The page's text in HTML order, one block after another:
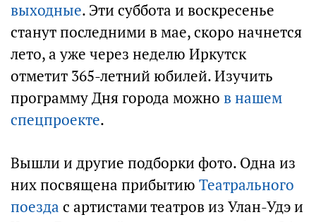
выходные. Эти суббота и воскресенье
станут последними в мае, скоро начнется
лето, а уже через неделю Иркутск
отметит 365-летний юбилей. Изучить
программу Дня города можно в нашем
спецпроекте.
Вышли и другие подборки фото. Одна из
них посвящена прибытию Театрального
поезда с артистами театров из Улан-Удэ и